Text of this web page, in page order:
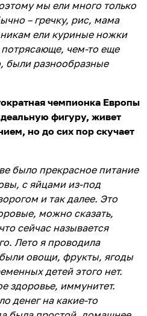
мы ели много только
– гречку, рис, мама
ели куриные ножки
потрясающе, чем-то еще
были разнообразные
чемпионка Европы
фигуру, живет
но до сих пор скучает
было прекрасное питание
с яйцами из-под
и так далее. Это
можно сказать,
сейчас называется
Лето я проводила
овощи, фрукты, ягоды
детей этого нет.
здоровье, иммунитет.
денег на какие-то